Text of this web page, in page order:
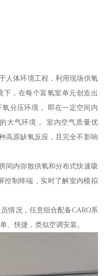
人体环境工程，利用现场供氧
，在每个富氧室单元创造出
分压环境， 即在一定空间内
大气环境， 室内空气质量优
高原缺氧反应，且完全不影响
间内弥散供氧和分布式快速吸
控制终端，实时了解室内模拟
情况，任意组合配备CARO系
、快捷，类似空调安装。